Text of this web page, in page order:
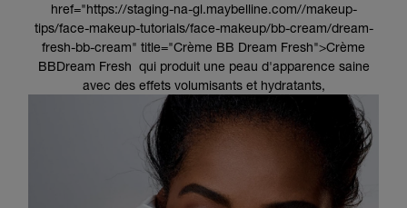
href="https://staging-na-gl.maybelline.com//makeup-
tips/face-makeup-tutorials/face-makeup/bb-cream/dream-
fresh-bb-cream" title="Crème BB Dream Fresh">Crème
BBDream Fresh qui produit une peau d'apparence saine
avec des effets volumisants et hydratants,